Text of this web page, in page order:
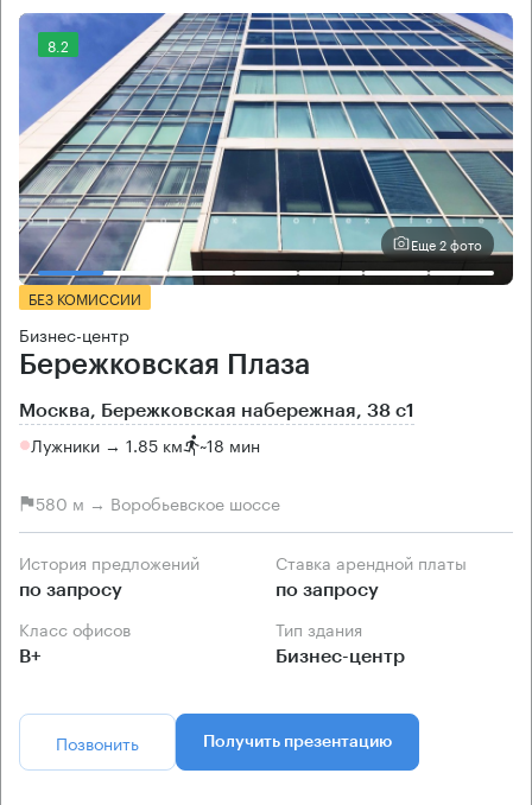
8.2
Еще 2 фото
БЕЗ КОМИССИИ
Бизнес-центр
Бережковская Плаза
Москва, Бережковская набережная, 38 с1
Лужники → 1.85 км ~18 мин
580 м → Воробьевское шоссе
История предложений
по запросу
Ставка арендной платы
по запросу
Класс офисов
B+
Тип здания
Бизнес-центр
Позвонить Получить презентацию